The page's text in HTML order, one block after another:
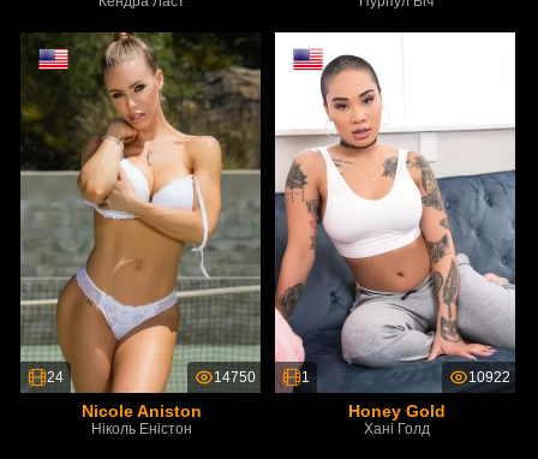
24 14750
Nicole Aniston
Ніколь Еністон
1 10922
Honey Gold
Хані Голд